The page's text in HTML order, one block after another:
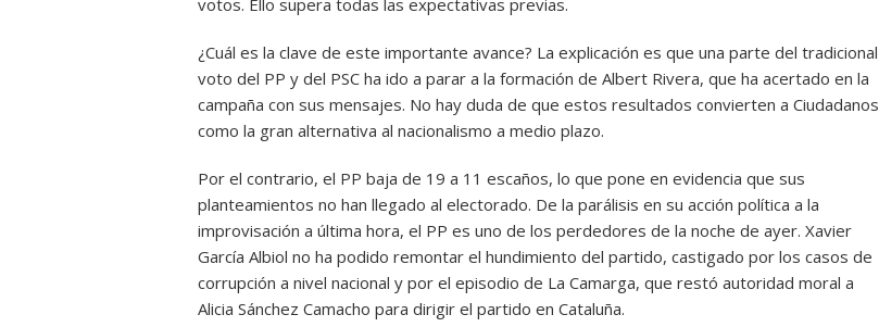
votos. Ello supera todas las expectativas previas.
¿Cuál es la clave de este importante avance? La explicación es que una parte del tradicional
voto del PP y del PSC ha ido a parar a la formación de Albert Rivera, que ha acertado en la
campaña con sus mensajes. No hay duda de que estos resultados convierten a Ciudadanos
como la gran alternativa al nacionalismo a medio plazo.
Por el contrario, el PP baja de 19 a 11 escaños, lo que pone en evidencia que sus
planteamientos no han llegado al electorado. De la parálisis en su acción política a la
improvisación a última hora, el PP es uno de los perdedores de la noche de ayer. Xavier
García Albiol no ha podido remontar el hundimiento del partido, castigado por los casos de
corrupción a nivel nacional y por el episodio de La Camarga, que restó autoridad moral a
Alicia Sánchez Camacho para dirigir el partido en Cataluña.